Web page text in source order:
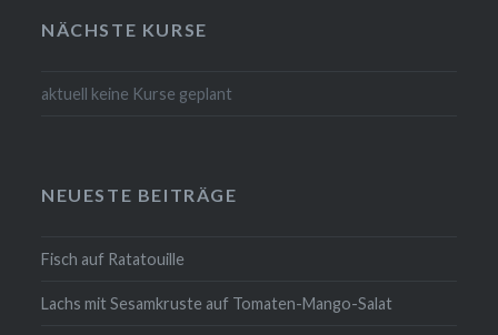
NÄCHSTE KURSE
aktuell keine Kurse geplant
NEUESTE BEITRÄGE
Fisch auf Ratatouille
Lachs mit Sesamkruste auf Tomaten-Mango-Salat